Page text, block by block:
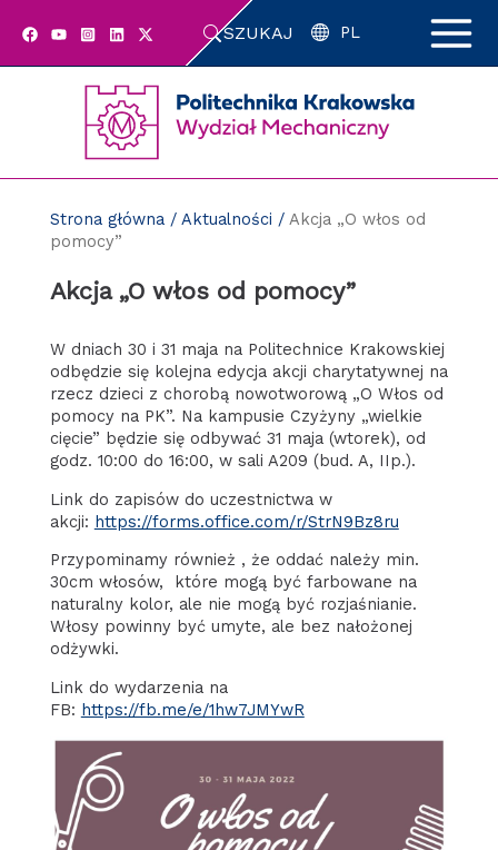
SZUKAJ PL
Strona główna/ Aktualności / Akcja „O włos od
pomocy”
Akcja „O włos od pomocy”
W dniach 30 i 31 maja na Politechnice Krakowskiej
odbędzie się kolejna edycja akcji charytatywnej na
rzecz dzieci z chorobą nowotworową „O Włos od
pomocy na PK”. Na kampusie Czyżyny „wielkie
cięcie” będzie się odbywać 31 maja (wtorek), od
godz. 10:00 do 16:00, w sali A209 (bud. A, IIp.).
Link do zapisów do uczestnictwa w
akcji: https://forms.office.com/r/StrN9Bz8ru
Przypominamy również , że oddać należy min.
30cm włosów, które mogą być farbowane na
naturalny kolor, ale nie mogą być rozjaśnianie.
Włosy powinny być umyte, ale bez nałożonej
odżywki.
Link do wydarzenia na
FB: https://fb.me/e/1hw7JMYwR